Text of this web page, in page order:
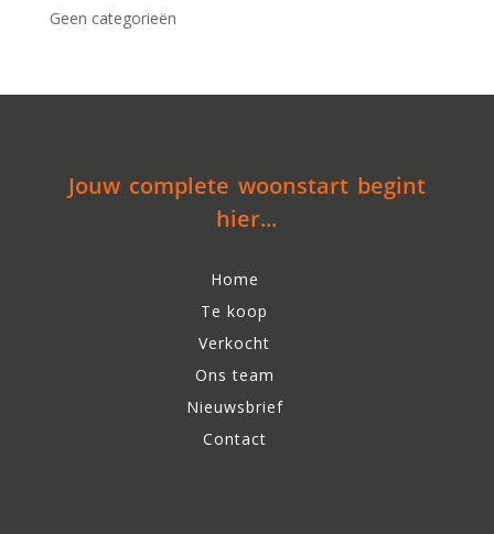
Geen categorieën
Jouw complete woonstart begint
hier...
Home
Te koop
Verkocht
Ons team
Nieuwsbrief
Contact